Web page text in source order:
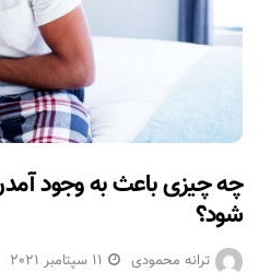
چه چیزی باعث به وجود
شود؟
ترانه محمودی 11 سپتامبر 2021